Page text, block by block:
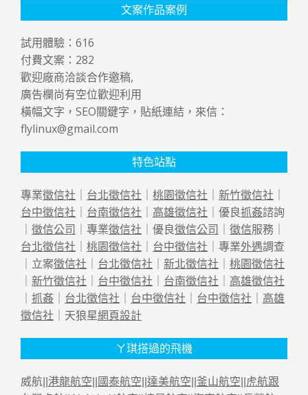
文案作品案例
試用體驗： 616
付費文案： 282
歡迎廠商洽談合作邀稿,
廣告欄尚有空位歡迎利用
橫幅文字，SEO關鍵字，貼紙連結，來信：
flylinux@gmail.com
特色站點
專業徵信社 台北徵信社 桃園徵信社 新竹徵信社
台中徵信社
台南徵信社 高雄徵信社 ｜優良抓姦諮詢
徵信公司 ｜專業徵信社 ｜優良徵信公司 徵信服務｜
台北徵信社
桃園徵信社 台中徵信社 ｜專業外遇調查
｜立案徵信社 台北徵信社 新北徵信社
桃園徵信社
新竹徵信社 台中徵信社 台南徵信社
高雄徵信社
抓姦 台北徵信社 台中徵信社 台中徵信社
高雄
徵信社 ｜天狼星網頁設計
ㄚ琪搭過的飛機
威航|| 港龍航空 國泰航空 達美航空 釜山航空
虎航跟